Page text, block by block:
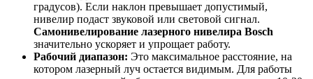
градусов). Если наклон превышает допустимый,
нивелир подаст звуковой или световой сигнал.
Самонивелирование лазерного нивелира Bosch
значительно ускоряет и упрощает работу.
Рабочий диапазон: Это максимальное расстояние, на
котором лазерный луч остается видимым. Для работы